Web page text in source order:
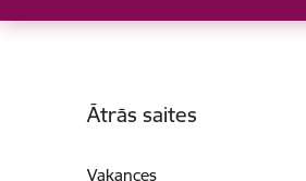
Ātrās saites
Vakances